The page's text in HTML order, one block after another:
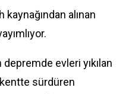
alınan
evleri yıkılan
sürdüren